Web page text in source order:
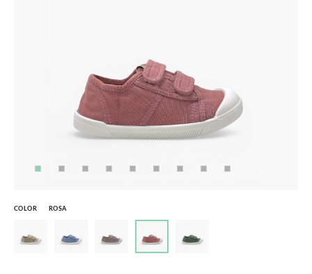
COLOR ROSA